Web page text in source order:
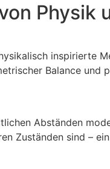
Physik
inspirierte
Balance und
Abständen
Zuständen sind –